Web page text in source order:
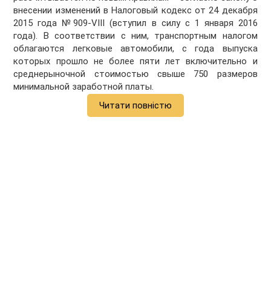
внесении изменений в Налоговый кодекс от 24 декабря
2015 года №909-VIII (вступил в силу с 1 января 2016
года). В соответствии с ним, транспортным налогом
облагаются легковые автомобили, с года выпуска
которых прошло не более пяти лет включительно и
среднерыночной стоимостью свыше 750 размеров
минимальной заработной платы.
Читати повністю